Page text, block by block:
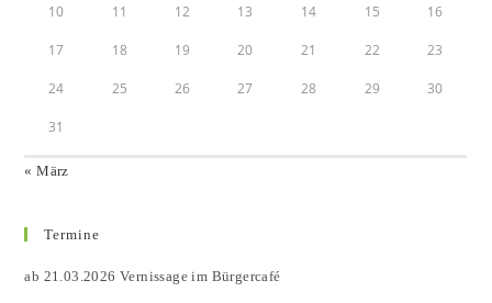
10 11 12 13 14 15 16
17 18 19 20 21 22 23
24 25 26 27 28 29 30
31
« März
Termine
ab 21.03.2026 Vernissage im Bürgercafé